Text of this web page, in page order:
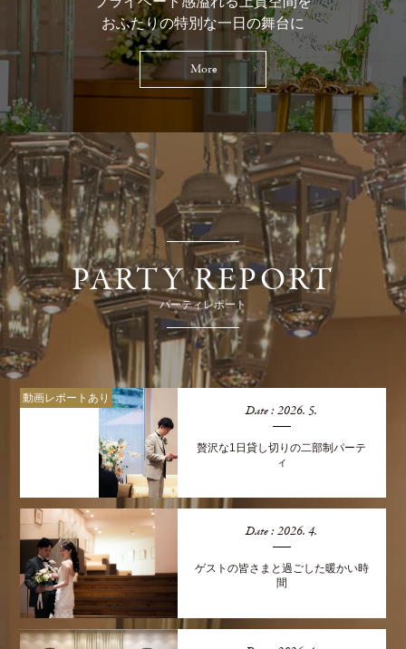
おふたりの特別な一日の舞台に
More
PARTY REPORT
パーティレポート
動画レポートあり
Date : 2026. 5.
贅沢な1日貸し切りの二部制パーテ
ィ
Date : 2026. 4.
ゲストの皆さまと過ごした暖かい時
間